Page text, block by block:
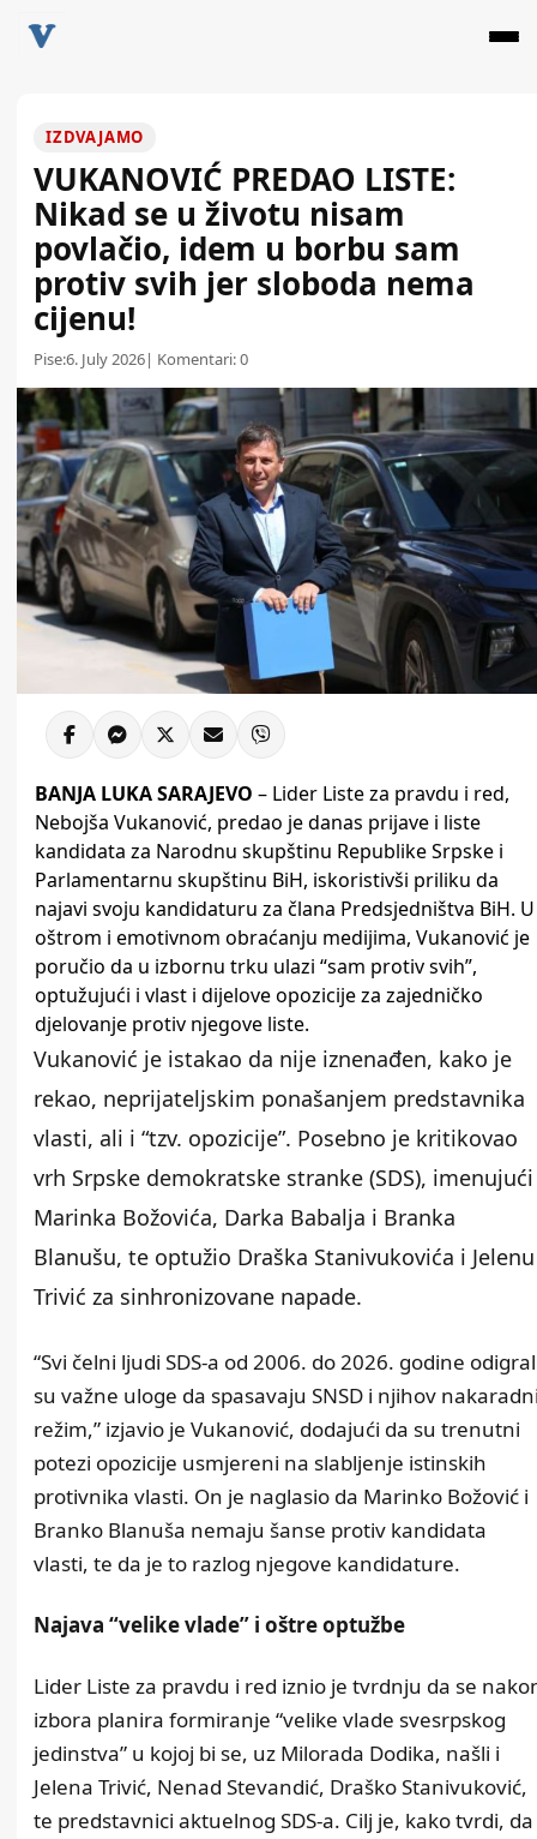
IZDVAJAMO
VUKANOVIĆ PREDAO LISTE:
Nikad se u životu nisam
povlačio, idem u borbu sam
protiv svih jer sloboda nema
cijenu!
Pise:6. July 2026| Komentari:0
BANJA LUKASARAJEVO – Lider Liste za pravdu i red,
Nebojša Vukanović, predao je danas prijave i liste
kandidata za Narodnu skupštinu Republike Srpske i
Parlamentarnu skupštinu BiH, iskoristivši priliku da
najavi svoju kandidaturu za člana Predsjedništva BiH. U
oštrom i emotivnom obraćanju medijima, Vukanović je
poručio da u izbornu trku ulazi “sam protiv svih”,
optužujući i vlast i dijelove opozicije za zajedničko
djelovanje protiv njegove liste.
Vukanović je istakao da nije iznenađen, kako je
rekao, neprijateljskim ponašanjem predstavnika
vlasti, ali i “tzv. opozicije”. Posebno je kritikovao
vrh Srpske demokratske stranke (SDS), imenujući
Marinka Božovića, Darka Babalja i Branka
Blanušu, te optužio Draška Stanivukovića i Jelenu
Trivić za sinhronizovane napade.
“Svi čelni ljudi SDS-a od 2006. do 2026. godine
su važne uloge da spasavaju SNSD i njihov
režim,” izjavio je Vukanović, dodajući da su trenutni
potezi opozicije usmjereni na slabljenje istinskih
protivnika vlasti. On je naglasio da Marinko Božović i
Branko Blanuša nemaju šanse protiv kandidata
vlasti, te da je to razlog njegove kandidature.
Najava “velike vlade” i oštre optužbe
Lider Liste za pravdu i red iznio je tvrdnju da se
izbora planira formiranje “velike vlade svesrpskog
jedinstva” u kojoj bi se, uz Milorada Dodika, našli i
Jelena Trivić, Nenad Stevandić, Draško Stanivuković,
te predstavnici aktuelnog SDS-a. Cilj je, kako tvrdi, da